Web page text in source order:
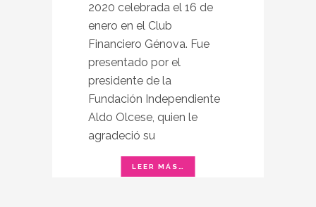
2020 celebrada el 16 de
enero en el Club
Financiero Génova. Fue
presentado por el
presidente de la
Fundación Independiente
Aldo Olcese, quien le
agradeció su